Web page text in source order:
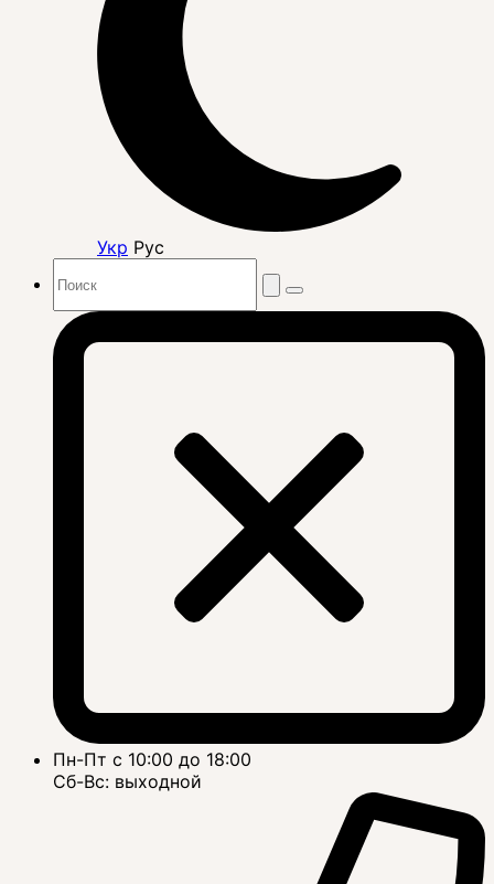
Укр Рус
Пн-Пт с 10:00 до 18:00
Сб-Вс: выходной